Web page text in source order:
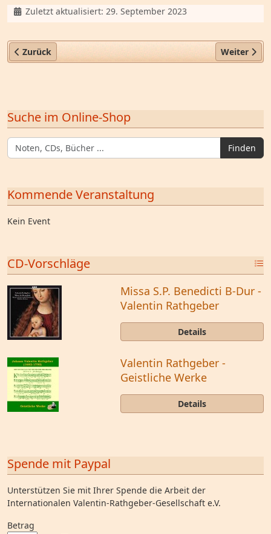
DetailsZuletzt aktualisiert: 29. September 2023
Vorheriger Beitrag: Versandkosten
Zurück Nächster
Weiter
Suche im Online-Shop
Finden
Kommende Veranstaltung
Kein Event
CD-Vorschläge
Missa S.P. Benedicti B-Dur -
Valentin Rathgeber
Details
Valentin Rathgeber -
Geistliche Werke
Details
Spende mit Paypal
Unterstützen Sie mit Ihrer Spende die Arbeit der
Internationalen Valentin-Rathgeber-Gesellschaft e.V.
Betrag